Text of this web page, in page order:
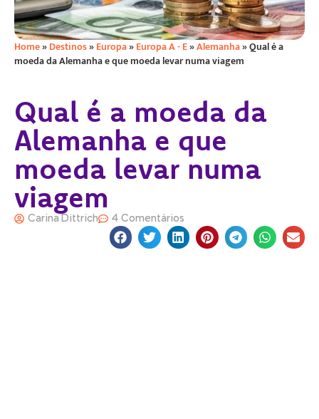
Home»Destinos»Europa»Europa A - E»Alemanha»Qual é a
moeda da Alemanha e que moeda levar numa viagem
Qual é a moeda da
Alemanha e que
moeda levar numa
viagem
Carina Dittrich 4 Comentários